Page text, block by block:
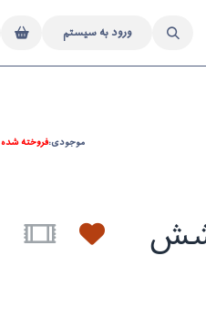
ورود به سیستم
موجودی:فروخته شده
شش